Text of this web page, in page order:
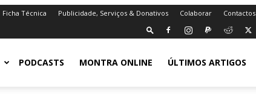
Ficha Técnica Publicidade, Serviços & Donativos Colaborar Contactos
PODCASTS MONTRA ONLINE ÚLTIMOS ARTIGOS